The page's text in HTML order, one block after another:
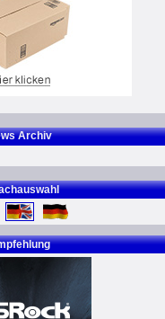
Archiv